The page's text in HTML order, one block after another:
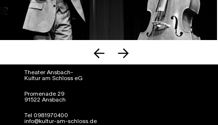
Theater Ansbach-
Kultur am Schloss eG
Promenade 29
91522 Ansbach
Tel 0981970400
info@kultur-am-schloss.de